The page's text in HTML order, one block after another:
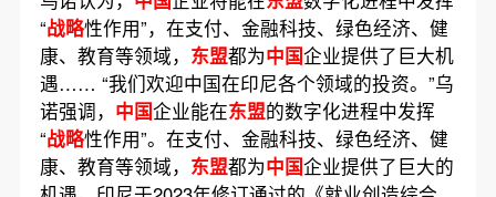
“战略性作用”，在支付、金融科技、绿色经济、健
康、教育等领域， 东盟都为中国企业提供了巨大机
遇…… “我们欢迎中国在印尼各个领域的投资。”乌
诺强调， 中国企业能在东盟的数字化进程中发挥
“战略性作用”。在支付、金融科技、绿色经济、健
康、教育等领域， 东盟都为中国企业提供了巨大的